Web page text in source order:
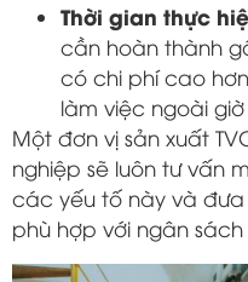
Thời gian thực
cần hoàn thành
có chi phí cao
làm việc ngoài
Một đơn vị sản xuất
nghiệp sẽ luôn tư vấn
các yếu tố này và
phù hợp với ngân